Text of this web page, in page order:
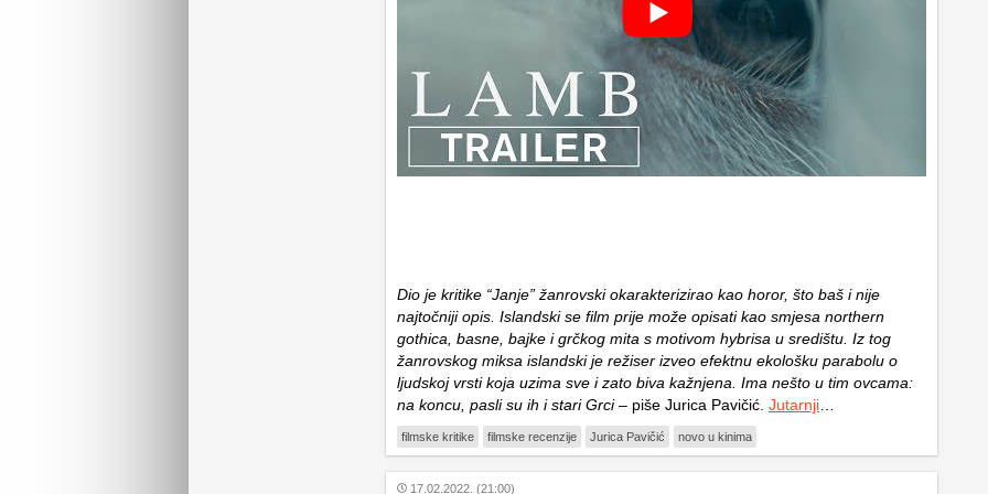
Dio je kritike “Janje” žanrovski okarakterizirao kao horor, što baš i nije
najtočniji opis. Islandski se film prije može opisati kao smjesa northern
gothica, basne, bajke i grčkog mita s motivom hybrisa u središtu. Iz tog
žanrovskog miksa islandski je režiser izveo efektnu ekološku parabolu o
ljudskoj vrsti koja uzima sve i zato biva kažnjena. Ima nešto u tim ovcama:
na koncu, pasli su ih i stari Grci– piše Jurica Pavičić. Jutarnji
filmske kritike filmske recenzije Jurica Pavičić novo u kinima
17.02.2022. (21:00)